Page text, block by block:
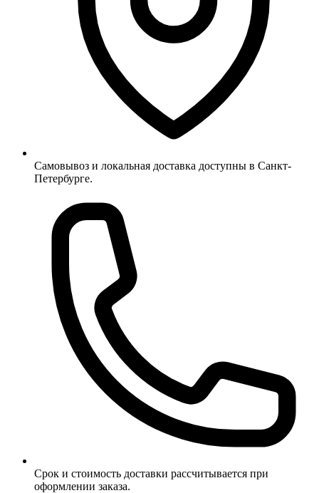
Самовывоз и локальная доставка доступны в Санкт-
Петербурге.
Срок и стоимость доставки рассчитывается при
оформлении заказа.